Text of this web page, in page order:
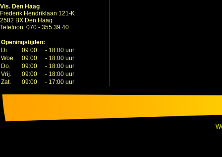
Vis. Den Haag
Frederik Hendriklaan 121-K
2582 BX Den Haag
Telefoon: 070 - 355 39 40
Openingstijden:
Di.
09:00 - 18:00 uur
Woe.
09:00 - 18:00 uur
Do.
09:00 - 18:00 uur
Vrij.
09:00 - 18:00 uur
Zat.
09:00 - 17:00 uur